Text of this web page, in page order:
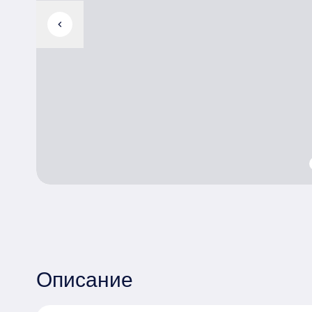
chevron_left
Описание